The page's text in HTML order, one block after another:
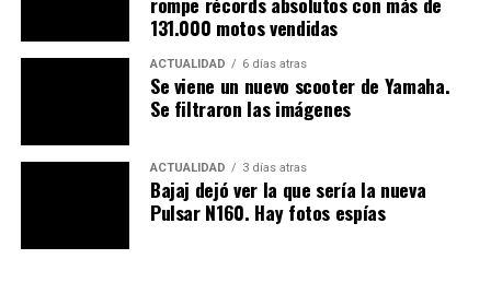
Mat Coal Black Metallic
Estos tonos buscan acentuar sus líneas robustas,
evocando un estilo aventurero, moderno y con carácter.
Además, estos colores ayudarán a diferenciar esta
versión frente a las ediciones anteriores sin cambiar
drásticamente el diseño base.
131.000 motos vendidas
ACTUALIDAD 6 días atras
Se viene un nuevo scooter de Yamaha.
Se filtraron las imágenes
ACTUALIDAD 3 días atras
Bajaj dejó ver la que sería la nueva
Pulsar N160. Hay fotos espías